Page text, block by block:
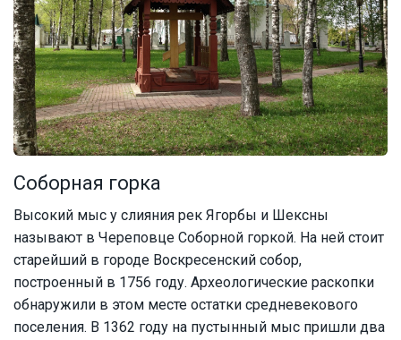
Соборная горка
Высокий мыс у слияния рек Ягорбы и Шексны
называют в Череповце Соборной горкой. На ней стоит
старейший в городе Воскресенский собор,
построенный в 1756 году. Археологические раскопки
обнаружили в этом месте остатки средневекового
поселения. В 1362 году на пустынный мыс пришли два